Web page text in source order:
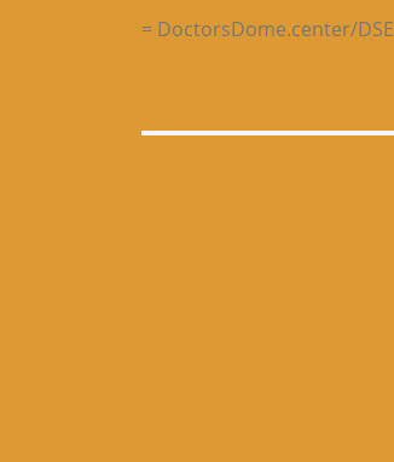
= DoctorsDome.center/DSE